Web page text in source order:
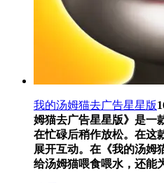
我的汤姆猫去广告星星版
姆猫去广告星星版》是一
在忙碌后稍作放松。在这
展开互动。在《我的汤姆
给汤姆猫喂食喂水，还能